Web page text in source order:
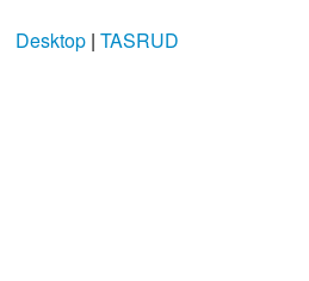
Desktop| TASRUD